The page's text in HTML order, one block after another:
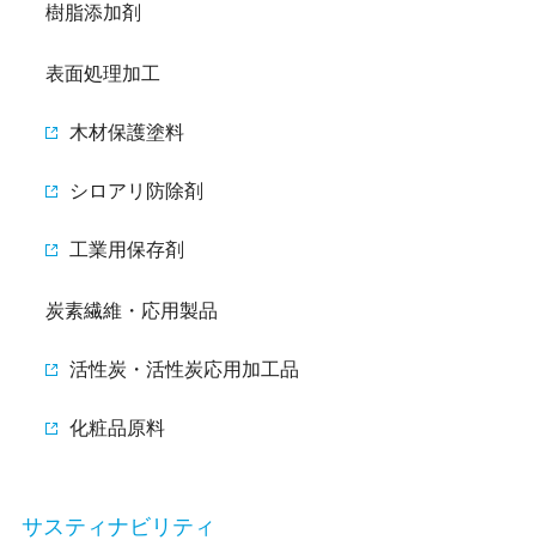
樹脂添加剤
表面処理加工
木材保護塗料
シロアリ防除剤
工業用保存剤
炭素繊維・応用製品
活性炭・活性炭応用加工品
化粧品原料
サスティナビリティ